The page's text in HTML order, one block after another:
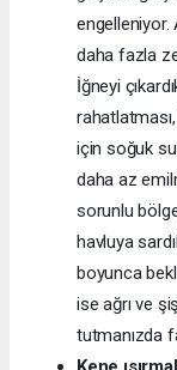
engelleniyor.
daha fazla
İğneyi
için soğuk su
daha az
sorunlu
havluya
boyunca
ise ağrı ve
tutmanızda